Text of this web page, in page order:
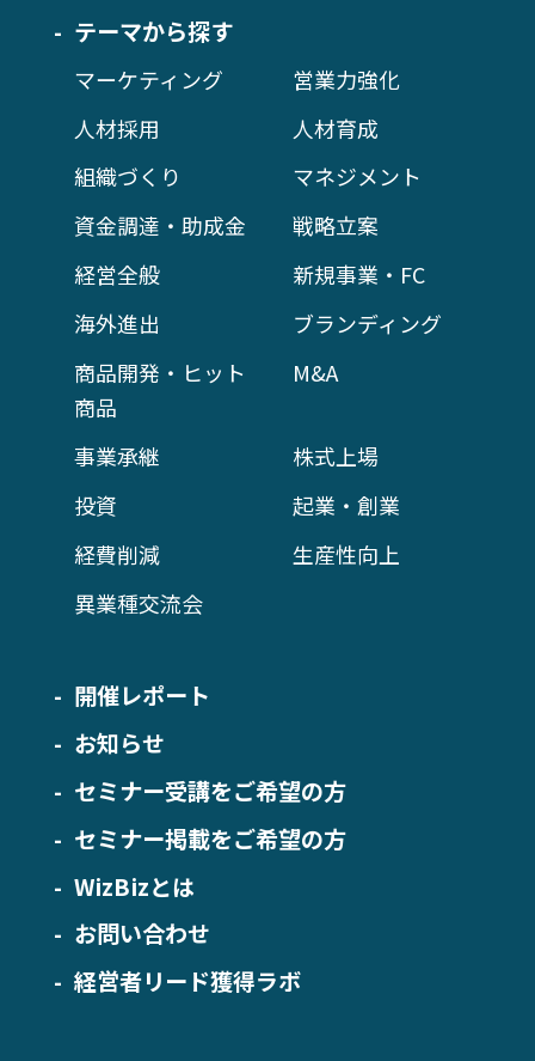
テーマから探す
マーケティング
営業力強化
人材採用
人材育成
組織づくり
マネジメント
資金調達・助成金
戦略立案
経営全般
新規事業・FC
海外進出
ブランディング
商品開発・ヒット
商品
M&A
事業承継
株式上場
投資
起業・創業
経費削減
生産性向上
異業種交流会
開催レポート
お知らせ
セミナー受講をご希望の方
セミナー掲載をご希望の方
WizBizとは
お問い合わせ
経営者リード獲得ラボ